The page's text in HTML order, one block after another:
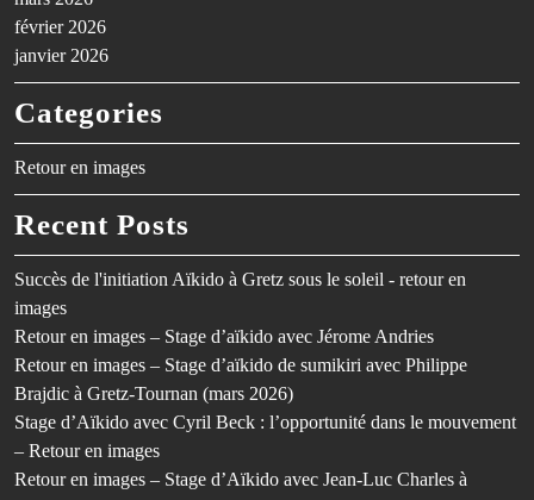
février 2026
janvier 2026
Categories
Retour en images
Recent Posts
Succès de l'initiation Aïkido à Gretz sous le soleil - retour en
images
Retour en images – Stage d’aïkido avec Jérome Andries
Retour en images – Stage d’aïkido de sumikiri avec Philippe
Brajdic à Gretz-Tournan (mars 2026)
Stage d’Aïkido avec Cyril Beck : l’opportunité dans le mouvement
– Retour en images
Retour en images – Stage d’Aïkido avec Jean-Luc Charles à